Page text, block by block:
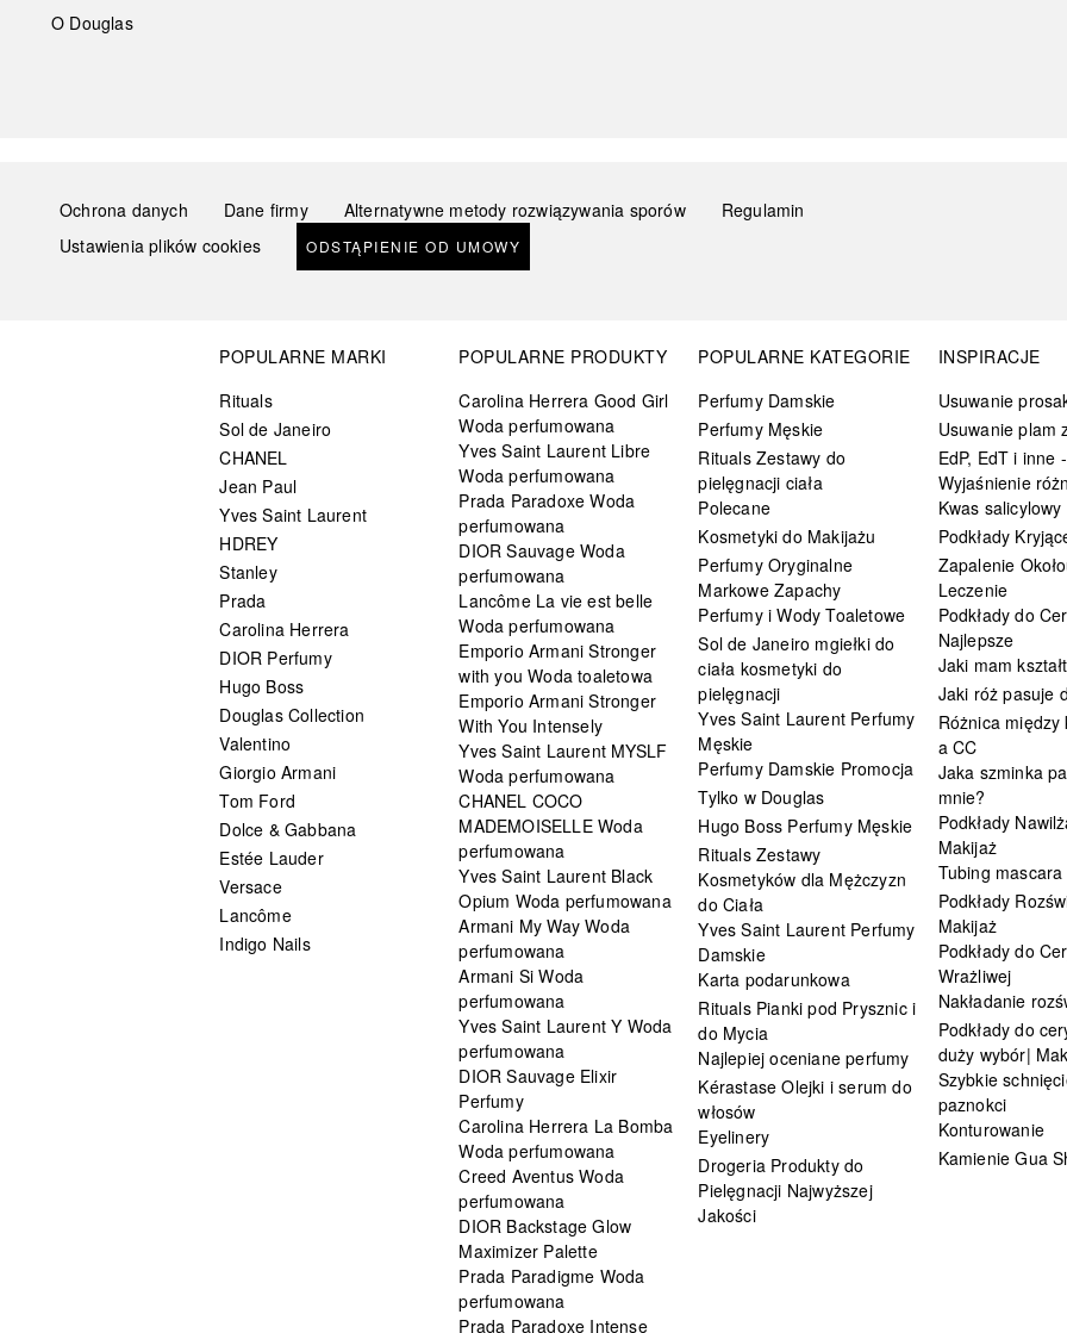
O Douglas
Ochrona danych Dane firmy Alternatywne metody rozwiązywania sporów
Regulamin
Ustawienia plików cookies
ODSTĄPIENIE OD UMOWY
POPULARNE MARKI
Rituals
Sol de Janeiro
CHANEL
Jean Paul
Yves Saint Laurent
HDREY
Stanley
Prada
Carolina Herrera
DIOR Perfumy
Hugo Boss
Douglas Collection
Valentino
Giorgio Armani
Tom Ford
Dolce & Gabbana
Estée Lauder
Versace
Lancôme
Indigo Nails
POPULARNE PRODUKTY
Carolina Herrera Good Girl
Woda perfumowana
Yves Saint Laurent Libre
Woda perfumowana
Prada Paradoxe Woda
perfumowana
DIOR Sauvage Woda
perfumowana
Lancôme La vie est belle
Woda perfumowana
Emporio Armani Stronger
with you Woda toaletowa
Emporio Armani Stronger
With You Intensely
Yves Saint Laurent MYSLF
Woda perfumowana
CHANEL COCO
MADEMOISELLE Woda
perfumowana
Yves Saint Laurent Black
Opium Woda perfumowana
Armani My Way Woda
perfumowana
Armani Si Woda
perfumowana
Yves Saint Laurent Y Woda
perfumowana
DIOR Sauvage Elixir
Perfumy
Carolina Herrera La Bomba
Woda perfumowana
Creed Aventus Woda
perfumowana
DIOR Backstage Glow
Maximizer Palette
Prada Paradigme Woda
perfumowana
Prada Paradoxe Intense
POPULARNE KATEGORIE
Perfumy Damskie
Perfumy Męskie
Rituals Zestawy do
pielęgnacji ciała
Polecane
Kosmetyki do Makijażu
Perfumy Oryginalne
Markowe Zapachy
Perfumy i Wody Toaletowe
Sol de Janeiro mgiełki do
ciała kosmetyki do
pielęgnacji
Yves Saint Laurent Perfumy
Męskie
Perfumy Damskie Promocja
Tylko w Douglas
Hugo Boss Perfumy Męskie
Rituals Zestawy
Kosmetyków dla Mężczyzn
do Ciała
Yves Saint Laurent Perfumy
Damskie
Karta podarunkowa
Rituals Pianki pod Prysznic i
do Mycia
Najlepiej oceniane perfumy
Kérastase Olejki i serum do
włosów
Eyelinery
Drogeria Produkty do
Pielęgnacji Najwyższej
Jakości
INSPIRACJE
Usuwanie
Usuwanie plam
EdP, EdT i inne -
Wyjaśnienie
Kwas salicylowy
Podkłady
Zapalenie
Leczenie
Podkłady do
Najlepsze
Jaki mam
Jaki róż pasuje
Różnica między
a CC
Jaka szminka
mnie?
Podkłady
Makijaż
Tubing mascara
Podkłady
Makijaż
Podkłady do
Wrażliwej
Nakładanie
Podkłady do
duży wybór|
Szybkie
paznokci
Konturowanie
Kamienie Gua